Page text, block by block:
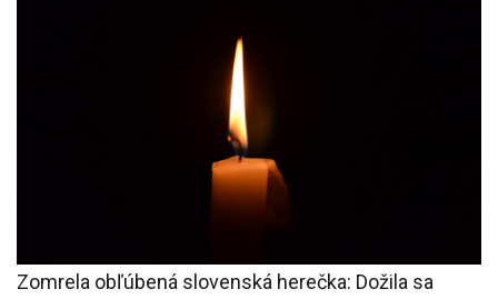
Zomrela obľúbená slovenská herečka: Dožila sa